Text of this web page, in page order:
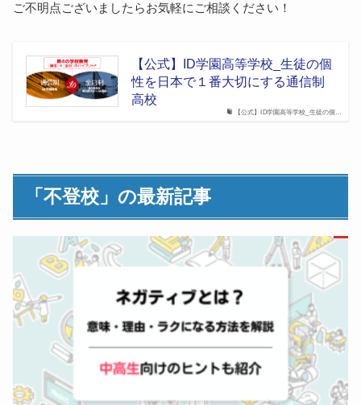
ご不明点ございましたらお気軽にご相談ください！
【公式】ID学園高等学校_生徒の個…
【公式】ID学園高等学校_生徒の個
性を日本で１番大切にする通信制
高校
「不登校」の最新記事